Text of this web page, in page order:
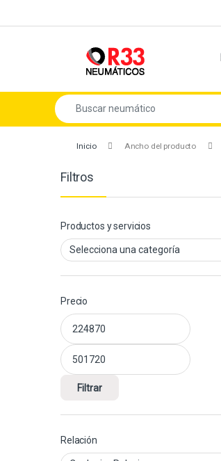
Search for:
Inicio Ancho del producto
Filtros
Productos y servicios
Precio
Precio mínimo
Precio máximo
Filtrar
Relación